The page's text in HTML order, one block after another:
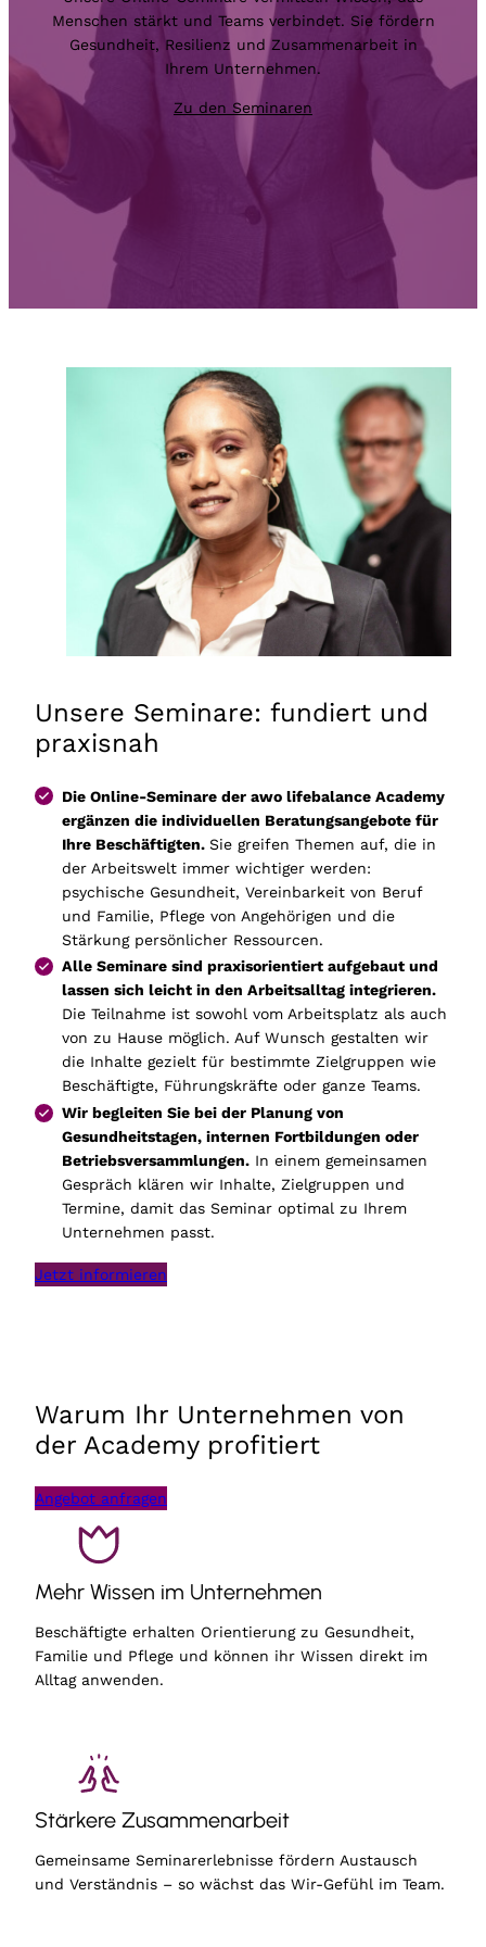
Menschen stärkt und Teams verbindet. Sie fördern
Gesundheit, Resilienz und Zusammenarbeit in
Ihrem Unternehmen.
Zu den Seminaren
Unsere Seminare: fundiert und
praxisnah
Die Online-Seminare der awo lifebalance Academy
ergänzen die individuellen Beratungsangebote für
Ihre Beschäftigten. Sie greifen Themen auf, die in
der Arbeitswelt immer wichtiger werden:
psychische Gesundheit, Vereinbarkeit von Beruf
und Familie, Pflege von Angehörigen und die
Stärkung persönlicher Ressourcen.
Alle Seminare sind praxisorientiert aufgebaut und
lassen sich leicht in den Arbeitsalltag integrieren.
Die Teilnahme ist sowohl vom Arbeitsplatz als auch
von zu Hause möglich. Auf Wunsch gestalten wir
die Inhalte gezielt für bestimmte Zielgruppen wie
Beschäftigte, Führungskräfte oder ganze Teams.
Wir begleiten Sie bei der Planung von
Gesundheitstagen, internen Fortbildungen oder
Betriebsversammlungen.In einem gemeinsamen
Gespräch klären wir Inhalte, Zielgruppen und
Termine, damit das Seminar optimal zu Ihrem
Unternehmen passt.
Jetzt informieren
Warum Ihr Unternehmen von
der Academy profitiert
Angebot anfragen
Mehr Wissen im Unternehmen
Beschäftigte erhalten Orientierung zu Gesundheit,
Familie und Pflege und können ihr Wissen direkt im
Alltag anwenden.
Stärkere Zusammenarbeit
Gemeinsame Seminarerlebnisse fördern Austausch
und Verständnis – so wächst das Wir-Gefühl im Team.